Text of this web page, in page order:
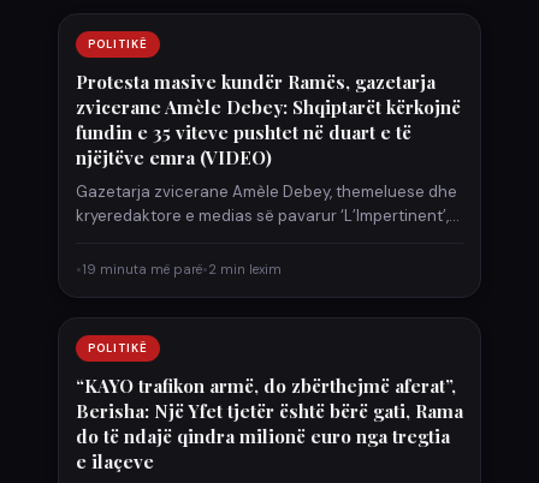
POLITIKË
Protesta masive kundër Ramës, gazetarja
zvicerane Amèle Debey: Shqiptarët kërkojnë
fundin e 35 viteve pushtet në duart e të
njëjtëve emra (VIDEO)
Gazetarja zvicerane Amèle Debey, themeluese dhe
kryeredaktore e medias së pavarur ‘L’Impertinent’,
•19 minuta më parë•2 min lexim
POLITIKË
“KAYO trafikon armë, do zbërthejmë aferat”,
Berisha: Një Yfet tjetër është bërë gati, Rama
do të ndajë qindra milionë euro nga tregtia
e ilaçeve